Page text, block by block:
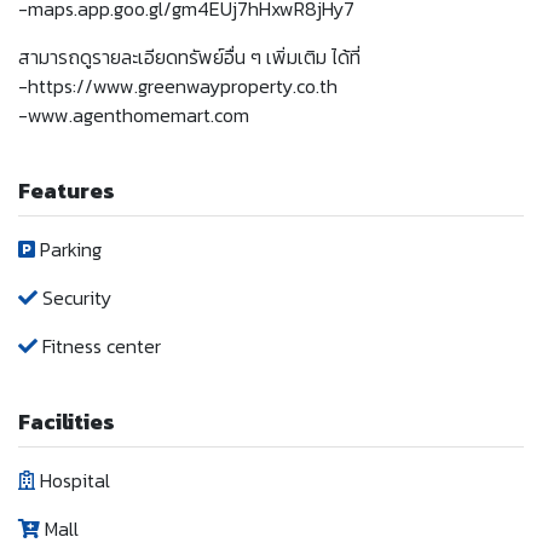
-maps.app.goo.gl/gm4EUj7hHxwR8jHy7
สามารถดูรายละเอียดทรัพย์อื่น ๆ เพิ่มเติม ได้ที่
-https://www.greenwayproperty.co.th
-www.agenthomemart.com
Features
Parking
Security
Fitness center
Facilities
Hospital
Mall